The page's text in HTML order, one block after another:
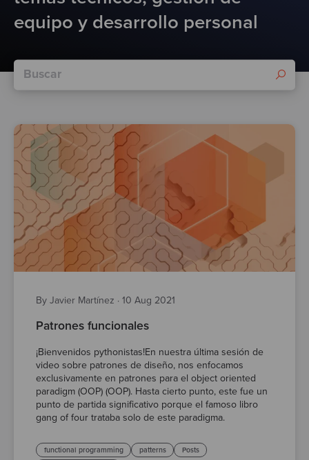
equipo y desarrollo personal
By Javier Martínez · 10 Aug 2021
Patrones funcionales
¡Bienvenidos pythonistas!En nuestra última sesión de
video sobre patrones de diseño, nos enfocamos
exclusivamente en patrones para el object oriented
paradigm (OOP) (OOP). Hasta cierto punto, este fue un
punto de partida significativo porque el famoso libro
gang of four trataba solo de este paradigma.
functional programming patterns
Posts